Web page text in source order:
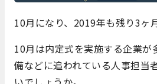
10月になり、2019年も残り3ヶ
10月は内定式を実施する企業が
備などに追われている人事担当